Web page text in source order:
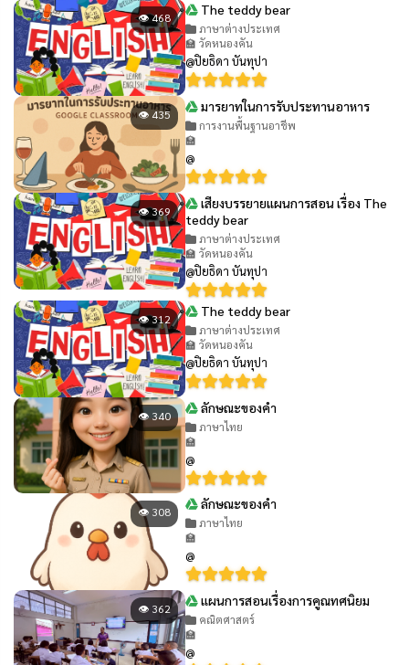
👁 468 The teddy bear
ภาษาต่างประเทศ
🏫 วัดหนองคัน
@ปิยธิดา บันทุปา
👁 435 มารยาทในการรับประทานอาหาร
การงานพื้นฐานอาชีพ
🏫
@
👁 369
เสียงบรรยายแผนการสอน เรื่อง The
teddy bear
ภาษาต่างประเทศ
🏫 วัดหนองคัน
@ปิยธิดา บันทุปา
👁 312 The teddy bear
ภาษาต่างประเทศ
🏫 วัดหนองคัน
@ปิยธิดา บันทุปา
👁 340 ลักษณะของคำ
ภาษาไทย
🏫
@
👁 308 ลักษณะของคำ
ภาษาไทย
🏫
@
👁 362 แผนการสอนเรื่องการคูณทศนิยม
คณิตศาสตร์
🏫
@